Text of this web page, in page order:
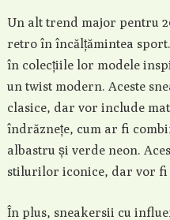
Un alt trend major pentru
retro în încălțămintea
în colecțiile lor modele
un twist modern. Aceste
clasice, dar vor include
îndrăznețe, cum ar fi
albastru și verde neon.
stilurilor iconice, dar vor fi
În plus, sneakersii cu